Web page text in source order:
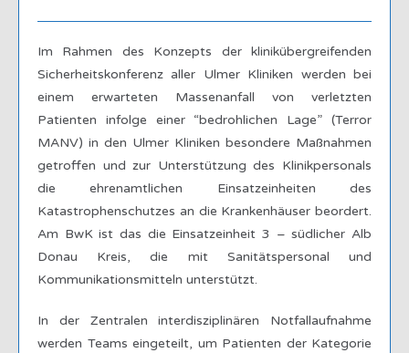
Im Rahmen des Konzepts der klinikübergreifenden
Sicherheitskonferenz aller Ulmer Kliniken werden bei
einem erwarteten Massenanfall von verletzten
Patienten infolge einer “bedrohlichen Lage” (Terror
MANV) in den Ulmer Kliniken besondere Maßnahmen
getroffen und zur Unterstützung des Klinikpersonals
die ehrenamtlichen Einsatzeinheiten des
Katastrophenschutzes an die Krankenhäuser beordert.
Am BwK ist das die Einsatzeinheit 3 – südlicher Alb
Donau Kreis, die mit Sanitätspersonal und
Kommunikationsmitteln unterstützt.
In der Zentralen interdisziplinären Notfallaufnahme
werden Teams eingeteilt, um Patienten der Kategorie